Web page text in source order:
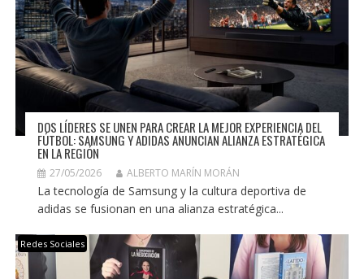
DOS LÍDERES SE UNEN PARA CREAR LA MEJOR EXPERIENCIA DEL
FÚTBOL: SAMSUNG Y ADIDAS ANUNCIAN ALIANZA ESTRATÉGICA
EN LA REGIÓN
27/05/2026 ALBERTO MARÍN MORÁN
La tecnología de Samsung y la cultura deportiva de
adidas se fusionan en una alianza estratégica...
Redes Sociales